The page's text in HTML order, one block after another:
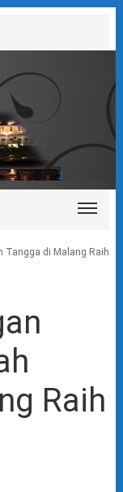
Tangga di Malang Raih
Raih